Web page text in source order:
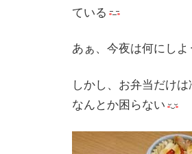
ている
あぁ、今夜は何にしよ
しかし、お弁当だけ
なんとか困らない